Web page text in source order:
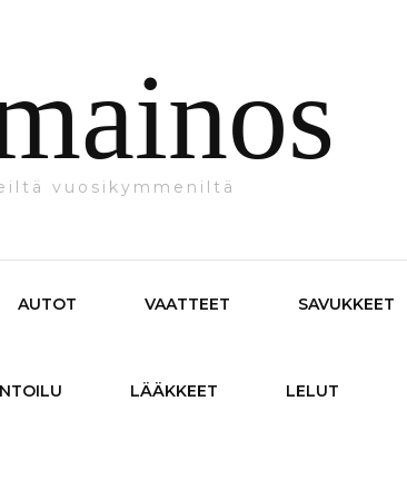
vuosikymmeniltä
AUTOT VAATTEET SAVUKKEET
LÄÄKKEET LELUT